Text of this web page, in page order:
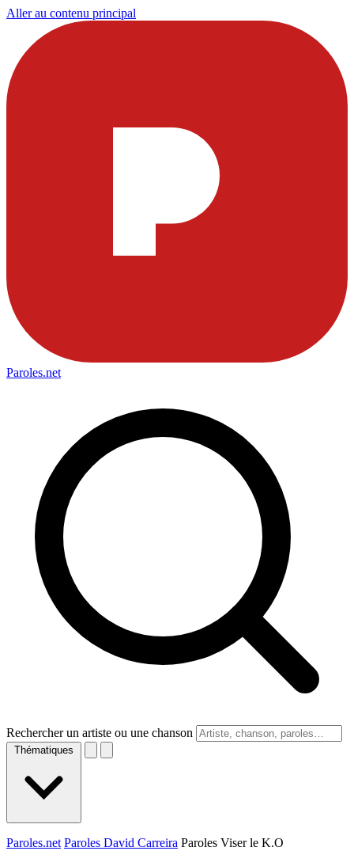
Aller au contenu principal
Paroles.net
Rechercher un artiste ou une chanson
Thématiques
Paroles.net Paroles David Carreira Paroles Viser le K.O